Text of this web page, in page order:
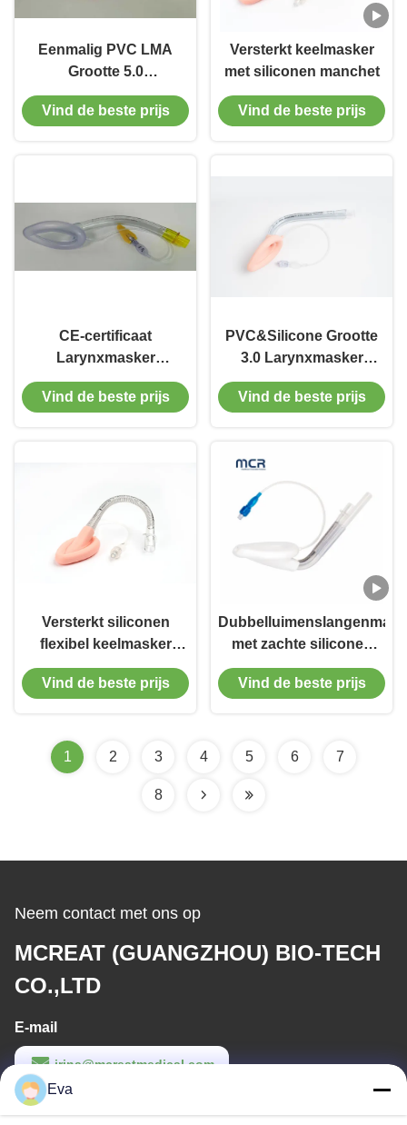
Eenmalig PVC LMA
Grootte 5.0
Larynxmasker Intubatie
met bar voor volwassen
Vind de beste prijs
Versterkt keelmasker
met siliconen manchet
Vind de beste prijs
CE-certificaat
Larynxmasker
luchtwegen Grootte 4.0
Ethyleenoxide
Vind de beste prijs
PVC&Silicone Grootte
3.0 Larynxmasker
Luchtweg Voor
Intubatie
Vind de beste prijs
Versterkt siliconen
flexibel keelmasker
luchtweg LAM Medisch
verbruiksmateriaal
Vind de beste prijs
met zachte siliconen
manchet
Vind de beste prijs
1 2 3 4 5 6 7
8
Neem contact met ons op
MCREAT (GUANGZHOU) BIO-TECH
CO.,LTD
E-mail
irina@mcreatmedical.com
Werktijd
Eva